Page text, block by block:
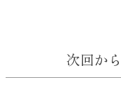
次回か